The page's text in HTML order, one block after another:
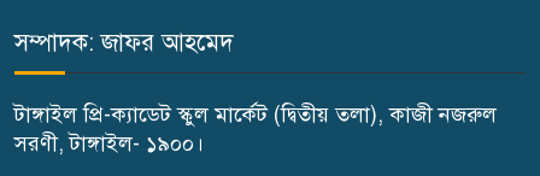
দেশকে অস্থিতিশীল করার ষড়যন্ত্র
টুকু
৬
সম্পাদক: জাফর আহমেদ
টাঙ্গাইল প্রি-ক্যাডেট স্কুল মার্কেট (দ্বিতীয় তলা), কাজী নজরুল
সরণী, টাঙ্গাইল- ১৯০০।